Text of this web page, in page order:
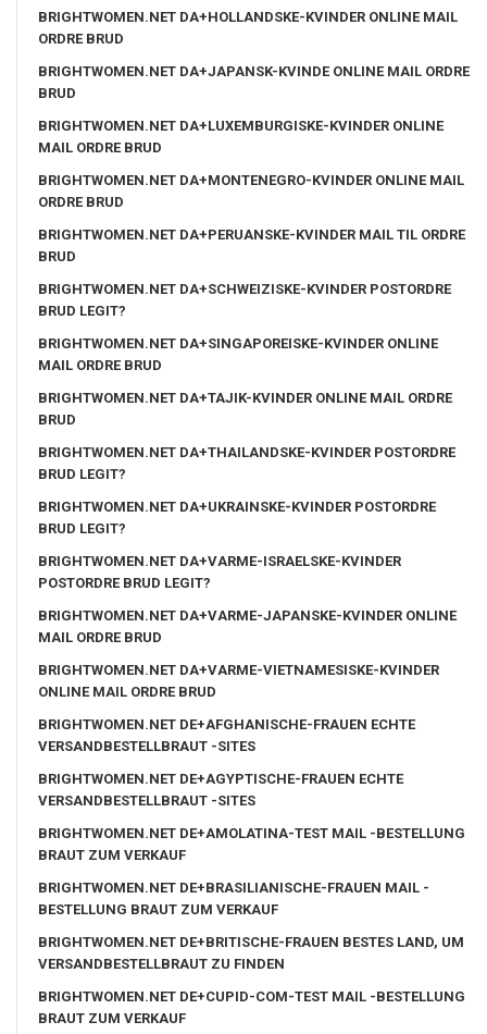
BRIGHTWOMEN.NET DA+HOLLANDSKE-KVINDER ONLINE MAIL
ORDRE BRUD
BRIGHTWOMEN.NET DA+JAPANSK-KVINDE ONLINE MAIL ORDRE
BRUD
BRIGHTWOMEN.NET DA+LUXEMBURGISKE-KVINDER ONLINE
MAIL ORDRE BRUD
BRIGHTWOMEN.NET DA+MONTENEGRO-KVINDER ONLINE MAIL
ORDRE BRUD
BRIGHTWOMEN.NET DA+PERUANSKE-KVINDER MAIL TIL ORDRE
BRUD
BRIGHTWOMEN.NET DA+SCHWEIZISKE-KVINDER POSTORDRE
BRUD LEGIT?
BRIGHTWOMEN.NET DA+SINGAPOREISKE-KVINDER ONLINE
MAIL ORDRE BRUD
BRIGHTWOMEN.NET DA+TAJIK-KVINDER ONLINE MAIL ORDRE
BRUD
BRIGHTWOMEN.NET DA+THAILANDSKE-KVINDER POSTORDRE
BRUD LEGIT?
BRIGHTWOMEN.NET DA+UKRAINSKE-KVINDER POSTORDRE
BRUD LEGIT?
BRIGHTWOMEN.NET DA+VARME-ISRAELSKE-KVINDER
POSTORDRE BRUD LEGIT?
BRIGHTWOMEN.NET DA+VARME-JAPANSKE-KVINDER ONLINE
MAIL ORDRE BRUD
BRIGHTWOMEN.NET DA+VARME-VIETNAMESISKE-KVINDER
ONLINE MAIL ORDRE BRUD
BRIGHTWOMEN.NET DE+AFGHANISCHE-FRAUEN ECHTE
VERSANDBESTELLBRAUT -SITES
BRIGHTWOMEN.NET DE+AGYPTISCHE-FRAUEN ECHTE
VERSANDBESTELLBRAUT -SITES
BRIGHTWOMEN.NET DE+AMOLATINA-TEST MAIL -BESTELLUNG
BRAUT ZUM VERKAUF
BRIGHTWOMEN.NET DE+BRASILIANISCHE-FRAUEN MAIL -
BESTELLUNG BRAUT ZUM VERKAUF
BRIGHTWOMEN.NET DE+BRITISCHE-FRAUEN BESTES LAND, UM
VERSANDBESTELLBRAUT ZU FINDEN
BRIGHTWOMEN.NET DE+CUPID-COM-TEST MAIL -BESTELLUNG
BRAUT ZUM VERKAUF